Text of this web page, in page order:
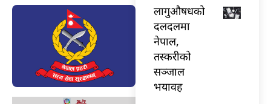
लागुऔषधको
दलदलमा
नेपाल,
तस्करीको
सञ्जाल
भयावह